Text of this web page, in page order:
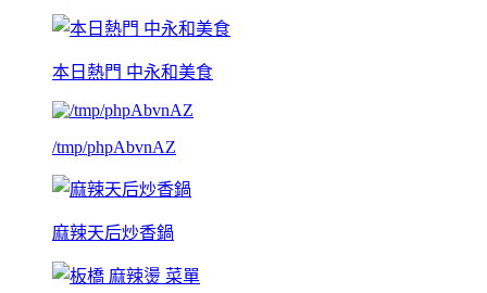
本日熱門 中永和美食
/tmp/phpAbvnAZ
麻辣天后炒香鍋